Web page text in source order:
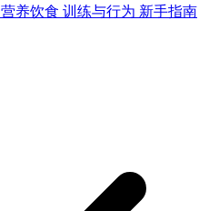
营养饮食 训练与行为 新手指南